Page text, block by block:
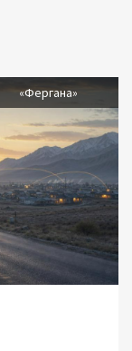
«Фергана»